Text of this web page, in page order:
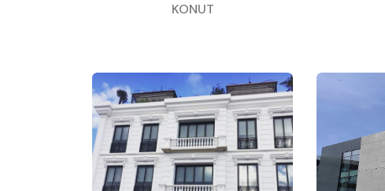
KONUT